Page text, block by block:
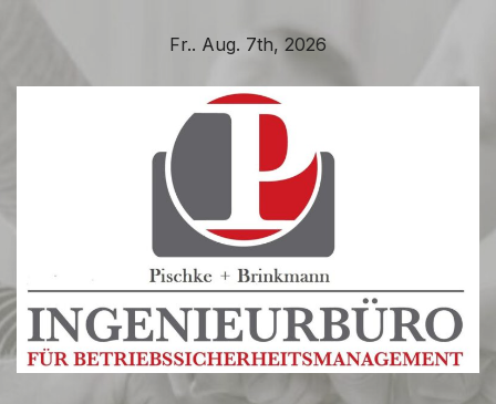
springen
Fr.. Aug. 7th, 2026